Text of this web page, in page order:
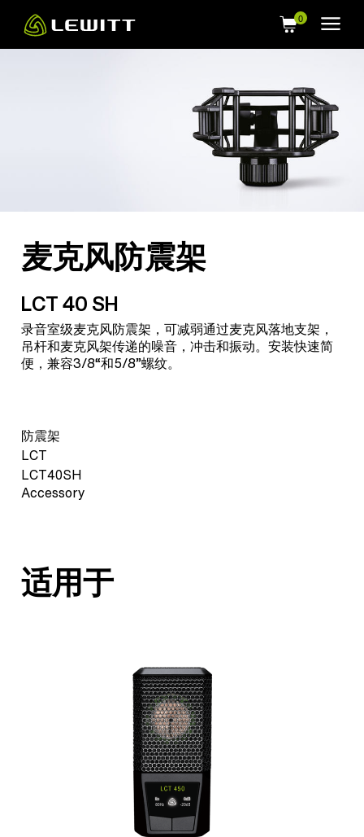
main
麦克风防震架
LCT 40 SH
录音室级麦克风防震架，可减弱通过麦克风落地支架，
吊杆和麦克风架传递的噪音，冲击和振动。安装快速简
便，兼容3/8“和5/8”螺纹。
防震架
LCT
LCT40SH
Accessory
适用于